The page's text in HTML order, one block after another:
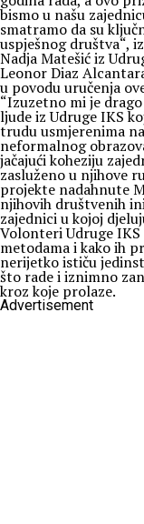
bismo u našu
smatramo da su
uspješnog društva“,
Nadja Matešić iz
Leonor Diaz
u povodu uručenja
“Izuzetno mi je
ljude iz Udruge IKS
trudu usmjerenima
neformalnog
jačajući koheziju
zasluženo u njihove
projekte nadahnute
njihovih društvenih
zajednici u kojoj
Volonteri Udruge
metodama i kako ih
nerijetko ističu
što rade i iznimno
kroz koje prolaze.
Advertisement